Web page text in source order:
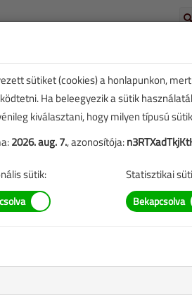
sütiket (cookies) a honlapunkon,
Ha beleegyezik a sütik
kiválasztani, hogy milyen típusú
2026. aug. 7., azonosítója:
sütik: Statisztikai